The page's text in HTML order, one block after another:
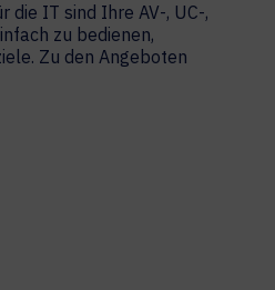
die IT sind Ihre AV-, UC-,
zu bedienen,
Zu den Angeboten